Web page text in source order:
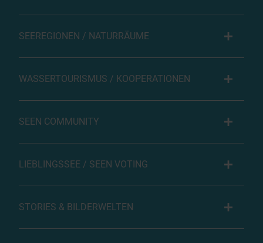
SEEREGIONEN / NATURRÄUME
WASSERTOURISMUS / KOOPERATIONEN
SEEN COMMUNITY
LIEBLINGSSEE / SEEN VOTING
STORIES & BILDERWELTEN